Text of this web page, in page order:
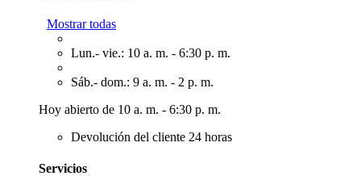
Mostrar todas
Lun.- vie.: 10 a. m. - 6:30 p. m.
Sáb.- dom.: 9 a. m. - 2 p. m.
Hoy abierto de 10 a. m. - 6:30 p. m.
Devolución del cliente 24 horas
Servicios